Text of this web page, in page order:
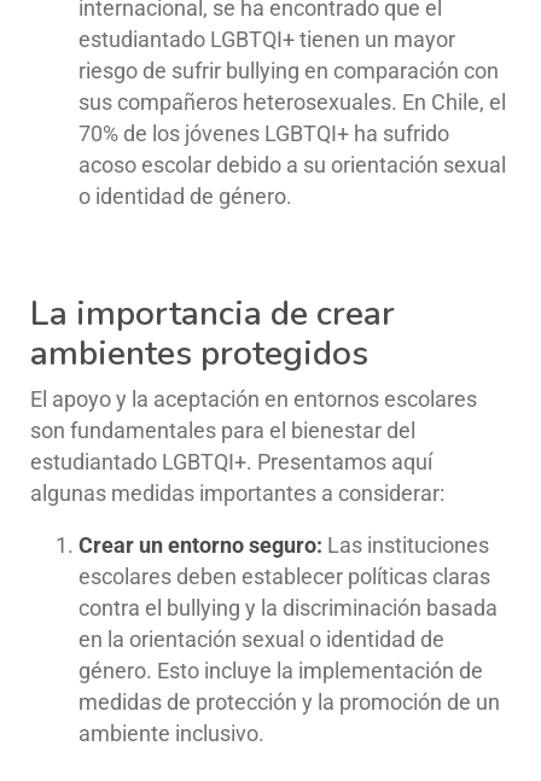
internacional, se ha encontrado que el
estudiantado LGBTQI+ tienen un mayor
riesgo de sufrir bullying en comparación con
sus compañeros heterosexuales. En Chile, el
70% de los jóvenes LGBTQI+ ha sufrido
acoso escolar debido a su orientación sexual
o identidad de género.
La importancia de crear
ambientes protegidos
El apoyo y la aceptación en entornos escolares
son fundamentales para el bienestar del
estudiantado LGBTQI+. Presentamos aquí
algunas medidas importantes a considerar:
Crear un entorno seguro: Las instituciones
escolares deben establecer políticas claras
contra el bullying y la discriminación basada
en la orientación sexual o identidad de
género. Esto incluye la implementación de
medidas de protección y la promoción de un
ambiente inclusivo.